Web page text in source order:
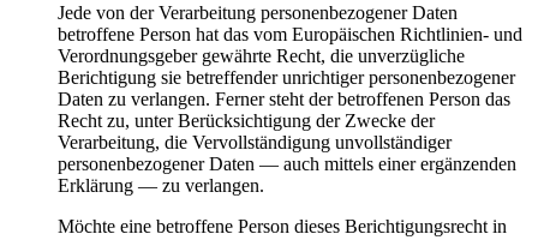
Jede von der Verarbeitung personenbezogener Daten
betroffene Person hat das vom Europäischen Richtlinien- und
Verordnungsgeber gewährte Recht, die unverzügliche
Berichtigung sie betreffender unrichtiger personenbezogener
Daten zu verlangen. Ferner steht der betroffenen Person das
Recht zu, unter Berücksichtigung der Zwecke der
Verarbeitung, die Vervollständigung unvollständiger
personenbezogener Daten — auch mittels einer ergänzenden
Erklärung — zu verlangen.
Möchte eine betroffene Person dieses Berichtigungsrecht in